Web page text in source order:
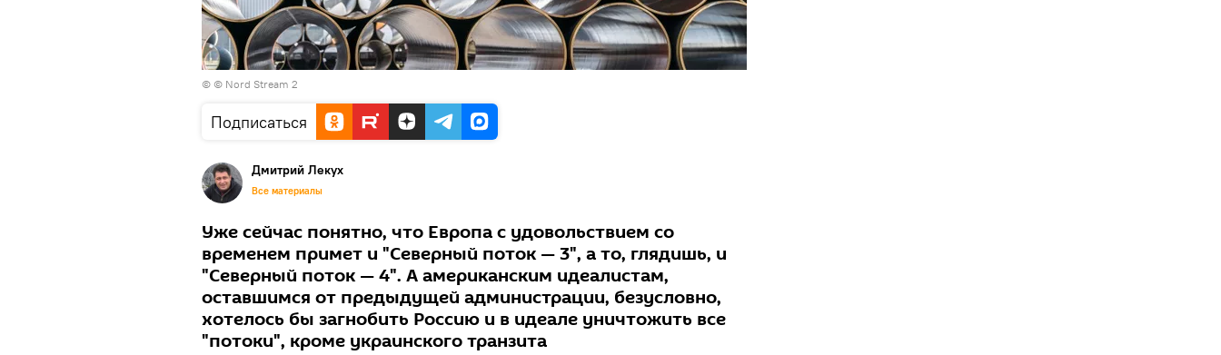
© © Nord Stream 2
Подписаться
Дмитрий Лекух
Все материалы
Уже сейчас понятно, что Европа с удовольствием со
временем примет и "Северный поток — 3", а то, глядишь, и
"Северный поток — 4". А американским идеалистам,
оставшимся от предыдущей администрации, безусловно,
хотелось бы загнобить Россию и в идеале уничтожить все
"потоки", кроме украинского транзита